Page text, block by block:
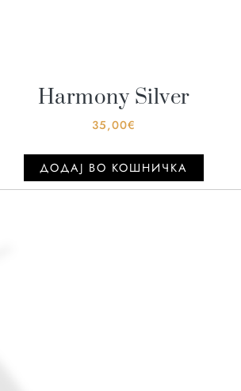
Harmony Silver
35,00€
ДОДАJ ВО КОШНИЧКА